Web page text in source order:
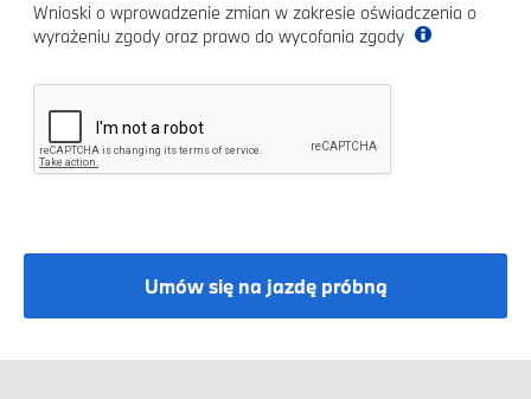
Wnioski o wprowadzenie zmian w zakresie oświadczenia o
wyrażeniu zgody oraz prawo do wycofania zgody
Umów się na jazdę próbną